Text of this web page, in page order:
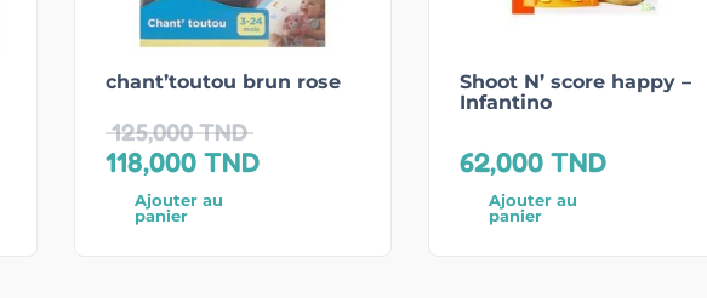
chant’toutou brun rose
125,000TND
118,000 TND
Ajouter au
panier
Shoot N’ score happy –
Infantino
62,000 TND
Ajouter au
panier